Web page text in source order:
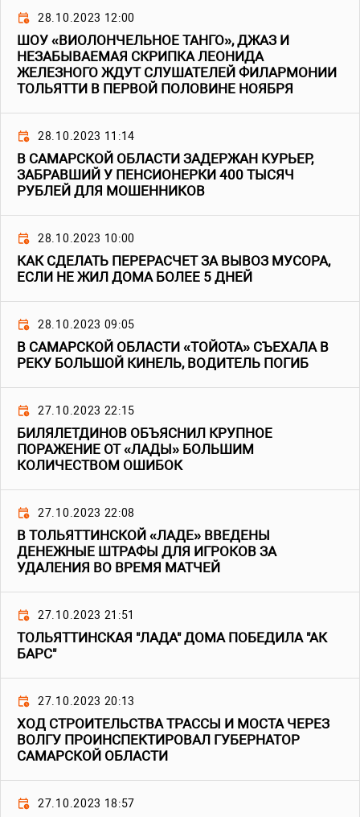
28.10.2023 12:00
ШОУ «ВИОЛОНЧЕЛЬНОЕ ТАНГО», ДЖАЗ И
НЕЗАБЫВАЕМАЯ СКРИПКА ЛЕОНИДА
ЖЕЛЕЗНОГО ЖДУТ СЛУШАТЕЛЕЙ ФИЛАРМОНИИ
ТОЛЬЯТТИ В ПЕРВОЙ ПОЛОВИНЕ НОЯБРЯ
28.10.2023 11:14
В САМАРСКОЙ ОБЛАСТИ ЗАДЕРЖАН КУРЬЕР,
ЗАБРАВШИЙ У ПЕНСИОНЕРКИ 400 ТЫСЯЧ
РУБЛЕЙ ДЛЯ МОШЕННИКОВ
28.10.2023 10:00
КАК СДЕЛАТЬ ПЕРЕРАСЧЕТ ЗА ВЫВОЗ МУСОРА,
ЕСЛИ НЕ ЖИЛ ДОМА БОЛЕЕ 5 ДНЕЙ
28.10.2023 09:05
В САМАРСКОЙ ОБЛАСТИ «ТОЙОТА» СЪЕХАЛА В
РЕКУ БОЛЬШОЙ КИНЕЛЬ, ВОДИТЕЛЬ ПОГИБ
27.10.2023 22:15
БИЛЯЛЕТДИНОВ ОБЪЯСНИЛ КРУПНОЕ
ПОРАЖЕНИЕ ОТ «ЛАДЫ» БОЛЬШИМ
КОЛИЧЕСТВОМ ОШИБОК
27.10.2023 22:08
В ТОЛЬЯТТИНСКОЙ «ЛАДЕ» ВВЕДЕНЫ
ДЕНЕЖНЫЕ ШТРАФЫ ДЛЯ ИГРОКОВ ЗА
УДАЛЕНИЯ ВО ВРЕМЯ МАТЧЕЙ
27.10.2023 21:51
ТОЛЬЯТТИНСКАЯ "ЛАДА" ДОМА ПОБЕДИЛА "АК
БАРС"
27.10.2023 20:13
ХОД СТРОИТЕЛЬСТВА ТРАССЫ И МОСТА ЧЕРЕЗ
ВОЛГУ ПРОИНСПЕКТИРОВАЛ ГУБЕРНАТОР
САМАРСКОЙ ОБЛАСТИ
27.10.2023 18:57